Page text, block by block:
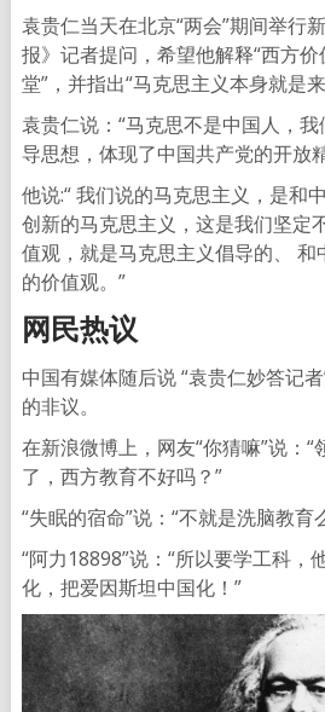
袁贵仁当天在北京“两会”期间举行
报》记者提问，希望他解释“西方
堂”，并指出“马克思主义本身就是来
袁贵仁说：“马克思不是中国人，
导思想，体现了中国共产党的开放
他说:“ 我们说的马克思主义，是和
创新的马克思主义，这是我们坚定
值观，就是马克思主义倡导的、 和
的价值观。”
网民热议
中国有媒体随后说 “袁贵仁妙答记
的非议。
在新浪微博上，网友“你猜嘛”说：
了，西方教育不好吗？”
“失眠的宿命”说：“不就是洗脑教育
“阿力18898”说：“所以要学工科，
化，把爱因斯坦中国化！”